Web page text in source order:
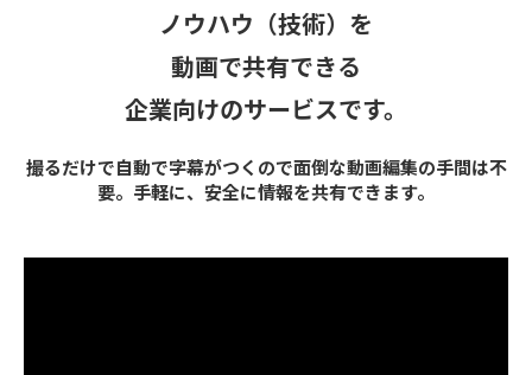
ノウハウ（技術）を
動画で共有できる
企業向けのサービスです。
撮るだけで自動で字幕がつくので面倒な動画編集の手間は不
要。手軽に、安全に情報を共有できます。